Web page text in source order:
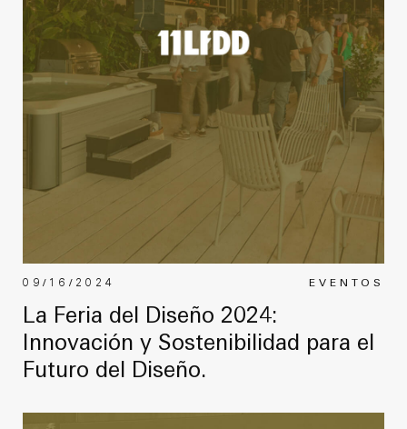
EVENTOS
09/16/2024
La Feria del Diseño 2024:
Innovación y Sostenibilidad para el
Futuro del Diseño.